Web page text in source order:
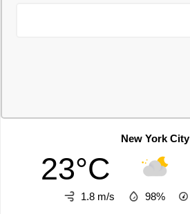
New York City
23°C
1.8 m/s 98%